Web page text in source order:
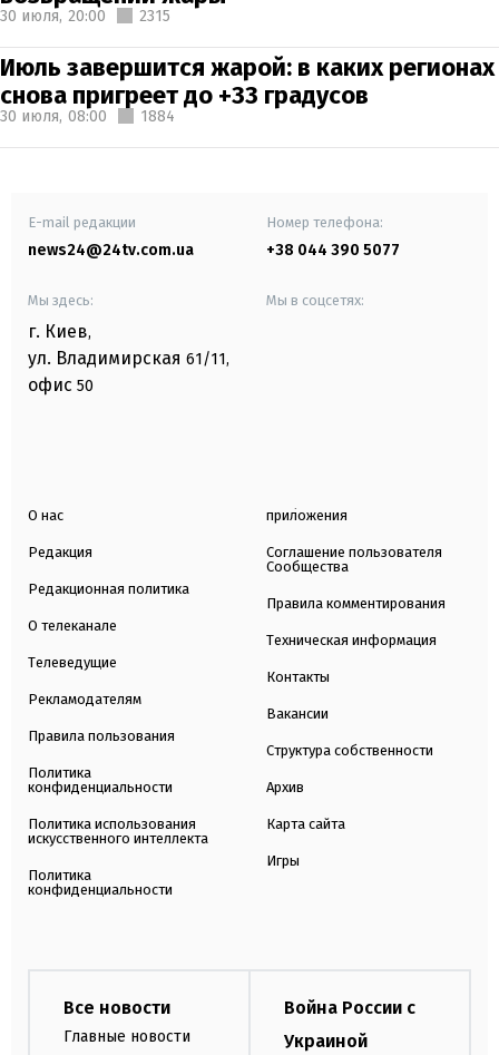
30 июля, 20:00 2315
Июль завершится жарой: в каких регионах
снова пригреет до +33 градусов
30 июля, 08:00 1884
E-mail редакции
news24@24tv.com.ua
Номер телефона:
+38 044 390 5077
Мы здесь:
г. Киев,
ул. Владимирская 61/11,
офис 50
Мы в соцсетях:
О нас
Редакция
Редакционная политика
О телеканале
Телеведущие
Рекламодателям
Правила пользования
Политика
конфиденциальности
Политика использования
искусственного интеллекта
Политика
конфиденциальности
приложения
Соглашение пользователя
Сообщества
Правила комментирования
Техническая информация
Контакты
Вакансии
Структура собственности
Архив
Карта сайта
Игры
Все новости
Главные новости
Война России с
Украиной